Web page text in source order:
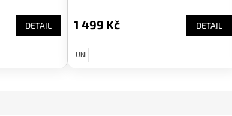
DETAIL 1 499 Kč DETAIL
UNI